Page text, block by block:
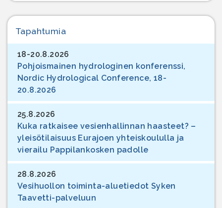
Tapahtumia
18-20.8.2026
Pohjoismainen hydrologinen konferenssi,
Nordic Hydrological Conference, 18-
20.8.2026
25.8.2026
Kuka ratkaisee vesienhallinnan haasteet? –
yleisötilaisuus Eurajoen yhteiskoululla ja
vierailu Pappilankosken padolle
28.8.2026
Vesihuollon toiminta-aluetiedot Syken
Taavetti-palveluun